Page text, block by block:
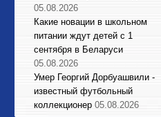
05.08.2026
Какие новации в школьном
питании ждут детей с 1
сентября в Беларуси
05.08.2026
Умер Георгий Дорбуашвили -
известный футбольный
коллекционер 05.08.2026